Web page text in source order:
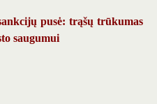
pusė: trąšų trūkumas
saugumui